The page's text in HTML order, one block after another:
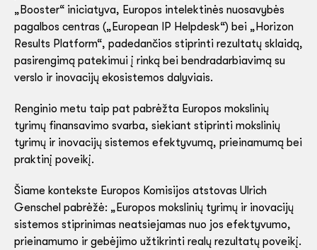
„Booster“ iniciatyva, Europos intelektinės nuosavybės
pagalbos centras („European IP Helpdesk“) bei „Horizon
Results Platform“, padedančios stiprinti rezultatų sklaidą,
pasirengimą patekimui į rinką bei bendradarbiavimą su
verslo ir inovacijų ekosistemos dalyviais.
Renginio metu taip pat pabrėžta Europos mokslinių
tyrimų finansavimo svarba, siekiant stiprinti mokslinių
tyrimų ir inovacijų sistemos efektyvumą, prieinamumą bei
praktinį poveikį.
Šiame kontekste Europos Komisijos atstovas Ulrich
Genschel pabrėžė: „Europos mokslinių tyrimų ir inovacijų
sistemos stiprinimas neatsiejamas nuo jos efektyvumo,
prieinamumo ir gebėjimo užtikrinti realų rezultatų poveikį.